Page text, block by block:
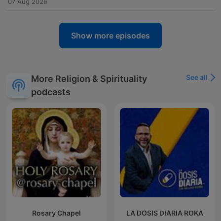
Show more episodes
More Religion & Spirituality
podcasts
See all
Rosary Chapel LA DOSIS DIARIA ROKA